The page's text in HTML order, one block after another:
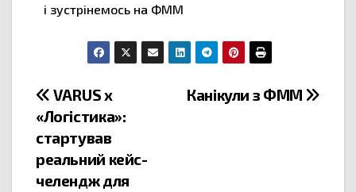
і зустрінемось на ФММ
Канікули з ФММ
VARUS x
«Логістика»:
стартував
реальний кейс-
челендж для